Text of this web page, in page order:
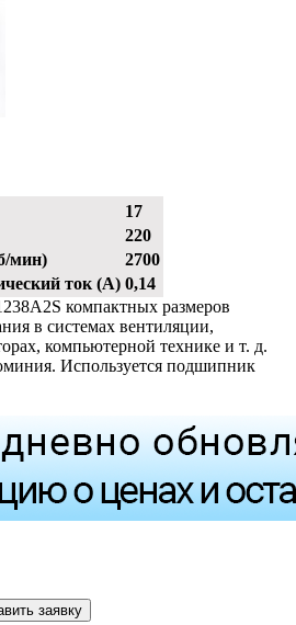
17
220
мин)
2700
ток (А) 0,14
компактных размеров
в системах вентиляции,
компьютерной технике и т. д.
Используется подшипник
заявку